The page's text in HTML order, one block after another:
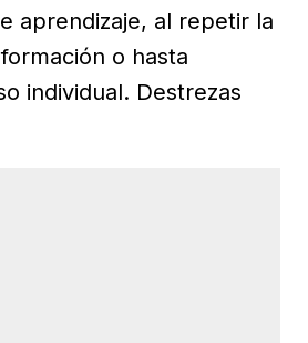
aprendizaje, al repetir la
o hasta
individual. Destrezas